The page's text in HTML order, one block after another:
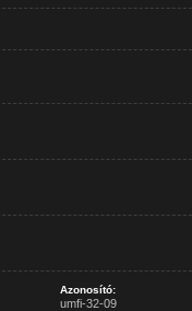
Azonosító:
umfi-32-09